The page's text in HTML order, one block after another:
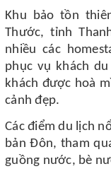
Khu bảo tồn
Thước, tỉnh
nhiều các
phục vụ khách
khách được hoà
cảnh đẹp.
Các điểm du lịch
bản Đôn, tham
guồng nước, bè